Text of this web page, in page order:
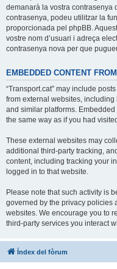
demanarà la vostra contrasenya
contrasenya, podeu utilitzar la
proporcionada pel phpBB.
vostre nom d’usuari i adreça
contrasenya nova per que
EMBEDDED CONTENT
“Transport.cat” may include
from external websites, including
and similar platforms.
the same way as if you had
These external websites may
additional third-party tracking,
content, including tracking your
logged in to that website.
Please note that such activity is
governed by the privacy policies
websites. We encourage you to
third-party services you interact
Índex del fòrum